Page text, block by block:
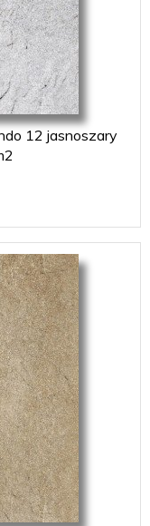
12 jasnoszary